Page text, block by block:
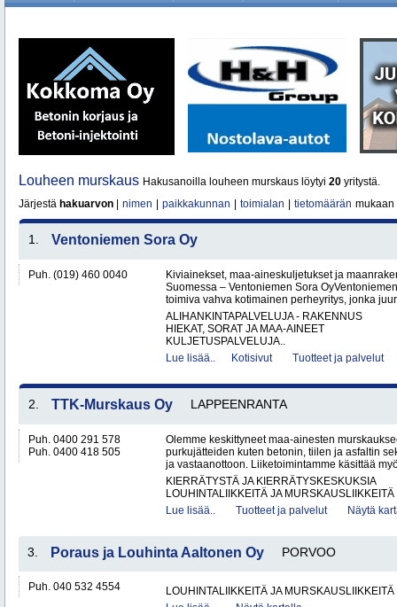
Louheen murskaus Hakusanoilla louheen murskaus löytyi 20 yritystä.
Järjestä hakuarvon nimen paikkakunnan toimialan tietomäärän mukaan
1. Ventoniemen Sora Oy
Puh. (019) 460 0040
Kiviainekset, maa-aineskuljetukset ja
Suomessa – Ventoniemen Sora
toimiva vahva kotimainen perheyritys, jonka
ALIHANKINTAPALVELUJA - RAKENNUS
HIEKAT, SORAT JA MAA-AINEET
KULJETUSPALVELUJA..
Lue lisää..
Kotisivut Tuotteet ja palvelut
2. TTK-Murskaus Oy LAPPEENRANTA
Puh. 0400 291 578
Puh. 0400 418 505
Olemme keskittyneet maa-ainesten
purkujätteiden kuten betonin, tiilen ja asfaltin
ja vastaanottoon. Liiketoimintamme käsittää
KIERRÄTYSTÄ JA KIERRÄTYSKESKUKSIA
LOUHINTALIIKKEITÄ JA MURSKAUSLIIKKEITÄ
Lue lisää..
Tuotteet ja palvelut Näytä
3. Poraus ja Louhinta Aaltonen Oy PORVOO
Puh. 040 532 4554
LOUHINTALIIKKEITÄ JA MURSKAUSLIIKKEITÄ